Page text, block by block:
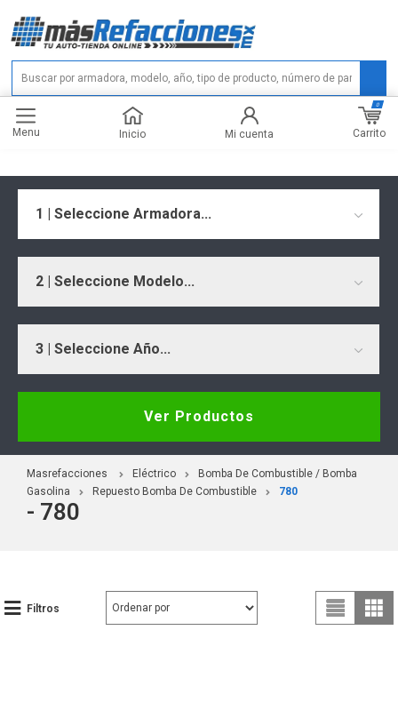
Menu Inicio Mi cuenta Carrito
0
1 | Seleccione Armadora...
2 | Seleccione Modelo...
3 | Seleccione Año...
Ver Productos
Masrefacciones Eléctrico
Bomba De Combustible / Bomba
Gasolina
Repuesto Bomba De Combustible 780
- 780
Filtros